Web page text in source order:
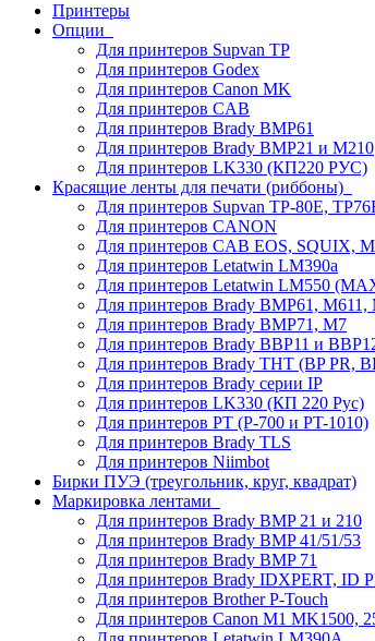
Принтеры
Опции
Для принтеров Supvan TP
Для принтеров Godex
Для принтеров Canon MK
Для принтеров CAB
Для принтеров Brady BMP61
Для принтеров Brady BMP21 и M210
Для принтеров LK330 (КП220 РУС)
Красящие ленты для печати (риббоны)
Для принтеров Supvan TP-80E,
Для принтеров CANON
Для принтеров CAB EOS, SQUIX,
Для принтеров Letatwin LM390a
Для принтеров Letatwin LM550
Для принтеров Brady BMP61, M611,
Для принтеров Brady BMP71, M7
Для принтеров Brady BBP11 и
Для принтеров Brady THT (BP PR,
Для принтеров Brady серии IP
Для принтеров LK330 (КП 220 Рус)
Для принтеров PT (P-700 и PT-1010)
Для принтеров Brady TLS
Для принтеров Niimbot
Бирки ПУЭ (треугольник, круг, квадрат)
Маркировка лентами
Для принтеров Brady BMP 21 и 210
Для принтеров Brady BMP 41/51/53
Для принтеров Brady BMP 71
Для принтеров Brady IDXPERT, ID
Для принтеров Brother P-Touch
Для принтеров Canon M1 MK1500,